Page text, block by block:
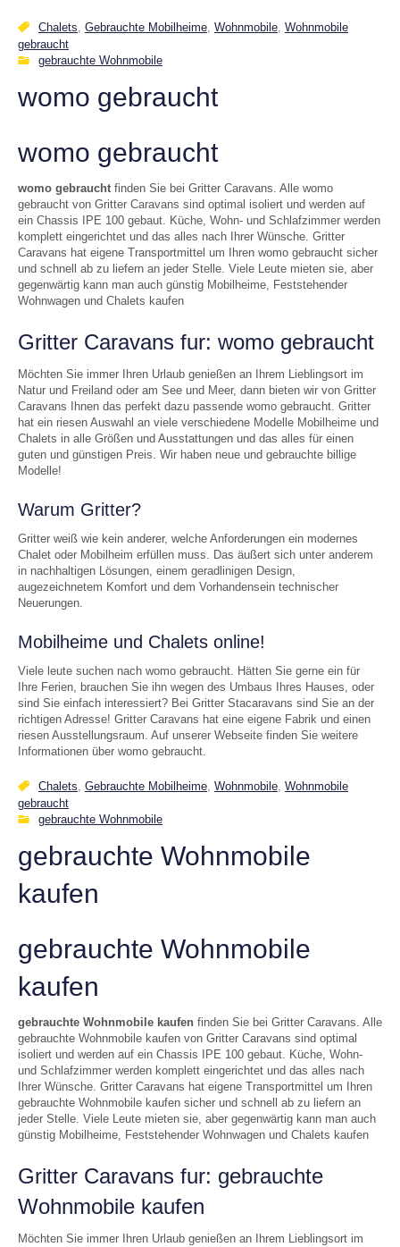
Chalets Gebrauchte Mobilheime Wohnmobile Wohnmobile
gebraucht
gebrauchte Wohnmobile
womo gebraucht
womo gebraucht
womo gebraucht finden Sie bei Gritter Caravans. Alle womo
gebraucht von Gritter Caravans sind optimal isoliert und werden auf
ein Chassis IPE 100 gebaut. Küche, Wohn- und Schlafzimmer werden
komplett eingerichtet und das alles nach Ihrer Wünsche. Gritter
Caravans hat eigene Transportmittel um Ihren womo gebraucht sicher
und schnell ab zu liefern an jeder Stelle. Viele Leute mieten sie, aber
gegenwärtig kann man auch günstig Mobilheime, Feststehender
Wohnwagen und Chalets kaufen
Gritter Caravans fur: womo gebraucht
Möchten Sie immer Ihren Urlaub genießen an Ihrem Lieblingsort im
Natur und Freiland oder am See und Meer, dann bieten wir von Gritter
Caravans Ihnen das perfekt dazu passende womo gebraucht. Gritter
hat ein riesen Auswahl an viele verschiedene Modelle Mobilheime und
Chalets in alle Größen und Ausstattungen und das alles für einen
guten und günstigen Preis. Wir haben neue und gebrauchte billige
Modelle!
Warum Gritter?
Gritter weiß wie kein anderer, welche Anforderungen ein modernes
Chalet oder Mobilheim erfüllen muss. Das äußert sich unter anderem
in nachhaltigen Lösungen, einem geradlinigen Design,
augezeichnetem Komfort und dem Vorhandensein technischer
Neuerungen.
Mobilheime und Chalets online!
Viele leute suchen nach womo gebraucht. Hätten Sie gerne ein für
Ihre Ferien, brauchen Sie ihn wegen des Umbaus Ihres Hauses, oder
sind Sie einfach interessiert? Bei Gritter Stacaravans sind Sie an der
richtigen Adresse! Gritter Caravans hat eine eigene Fabrik und einen
riesen Ausstellungsraum. Auf unserer Webseite finden Sie weitere
Informationen über womo gebraucht.
Chalets Gebrauchte Mobilheime Wohnmobile Wohnmobile
gebraucht
gebrauchte Wohnmobile
gebrauchte Wohnmobile
kaufen
gebrauchte Wohnmobile
kaufen
gebrauchte Wohnmobile kaufen finden Sie bei Gritter Caravans. Alle
gebrauchte Wohnmobile kaufen von Gritter Caravans sind optimal
isoliert und werden auf ein Chassis IPE 100 gebaut. Küche, Wohn-
und Schlafzimmer werden komplett eingerichtet und das alles nach
Ihrer Wünsche. Gritter Caravans hat eigene Transportmittel um Ihren
gebrauchte Wohnmobile kaufen sicher und schnell ab zu liefern an
jeder Stelle. Viele Leute mieten sie, aber gegenwärtig kann man auch
günstig Mobilheime, Feststehender Wohnwagen und Chalets kaufen
Gritter Caravans fur: gebrauchte
Wohnmobile kaufen
Möchten Sie immer Ihren Urlaub genießen an Ihrem Lieblingsort im